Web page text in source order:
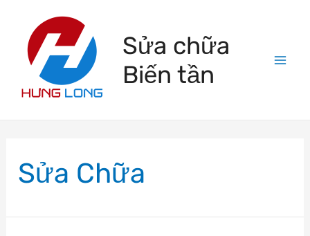
content
Sửa chữa
Biến tần
Sửa Chữa